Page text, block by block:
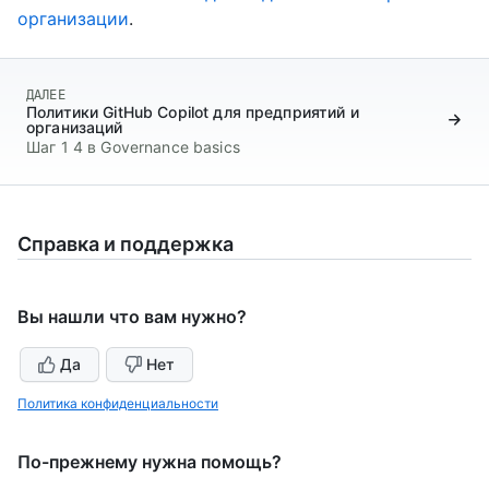
организации.
ДАЛЕЕ
Политики GitHub Copilot для предприятий и
организаций
Шаг 1 4 в Governance basics
Справка и поддержка
Вы нашли что вам нужно?
Да Нет
Политика конфиденциальности
По-прежнему нужна помощь?